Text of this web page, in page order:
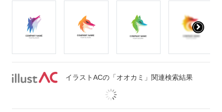
イラストACの「オオカミ」関連検索結果